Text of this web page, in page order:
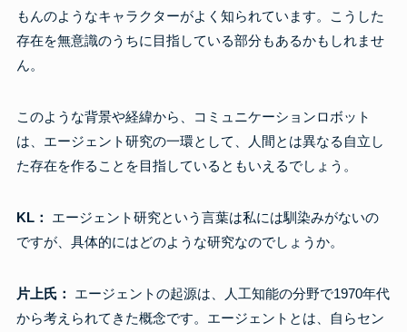
もんのようなキャラクターがよく知られています。こうした
存在を無意識のうちに目指している部分もあるかもしれませ
ん。
このような背景や経緯から、コミュニケーションロボット
は、エージェント研究の一環として、人間とは異なる自立し
た存在を作ることを目指しているともいえるでしょう。
KL：
エージェント研究という言葉は私には馴染みがないの
ですが、具体的にはどのような研究なのでしょうか。
片上氏：
エージェントの起源は、人工知能の分野で1970年代
から考えられてきた概念です。エージェントとは、自らセン